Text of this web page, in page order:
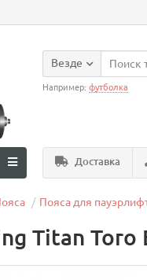
Везде
Например: футболка
Доставка
Пояса для
Titan Toro